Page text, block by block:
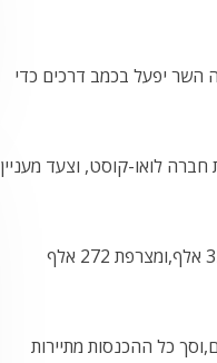
השר יפעל בכמב דרכים כדי
לואו-קוסט, וצעד מעניין
ספקית התיירות הגדולה ביותר היא ארה"ב עם 610 אלף תיירים, מרוסיה הגיעו 321 אלף,ומצרפת 272 אלף
נכנסת בשנת 2010 נאמדת ב-4.1 מליון שקלים,וסך כל ההכנסות מתיירות